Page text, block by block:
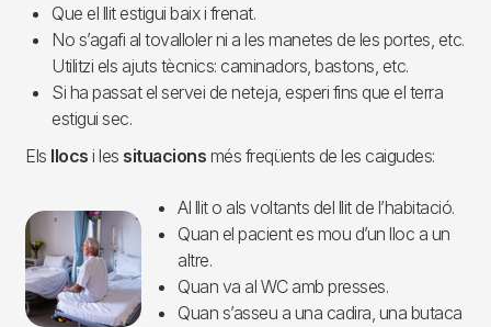
Que el llit estigui baix i frenat.
No s’agafi al tovalloler ni a les manetes de les portes, etc.
Utilitzi els ajuts tècnics: caminadors, bastons, etc.
Si ha passat el servei de neteja, esperi fins que el terra
estigui sec.
Els llocs i les situacions més freqüents de les caigudes:
Imagen
Al llit o als voltants del llit de l’habitació.
Quan el pacient es mou d’un lloc a un
altre.
Quan va al WC amb presses.
Quan s’asseu a una cadira, una butaca